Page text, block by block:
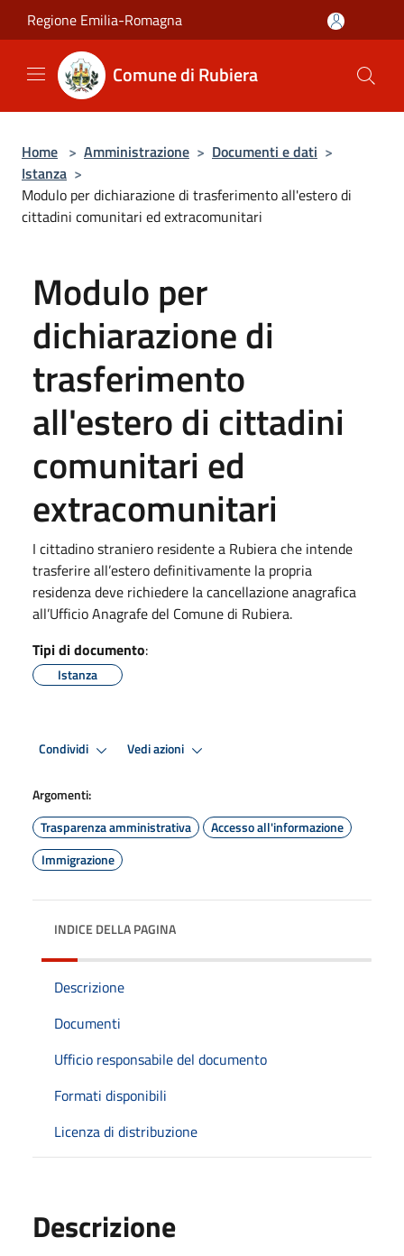
Salta al contenuto principale
Regione Emilia-Romagna
Comune di Rubiera
Home > Amministrazione > Documenti e dati >
Istanza >
Modulo per dichiarazione di trasferimento all'estero di
cittadini comunitari ed extracomunitari
Modulo per
dichiarazione di
trasferimento
all'estero di cittadini
comunitari ed
extracomunitari
I cittadino straniero residente a Rubiera che intende
trasferire all’estero definitivamente la propria
residenza deve richiedere la cancellazione anagrafica
all’Ufficio Anagrafe del Comune di Rubiera.
Tipi di documento:
Istanza
Condividi Vedi azioni
Argomenti:
Trasparenza amministrativa
Accesso all'informazione
Immigrazione
INDICE DELLA PAGINA
Descrizione
Documenti
Ufficio responsabile del documento
Formati disponibili
Licenza di distribuzione
Descrizione